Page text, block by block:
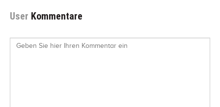
User Kommentare